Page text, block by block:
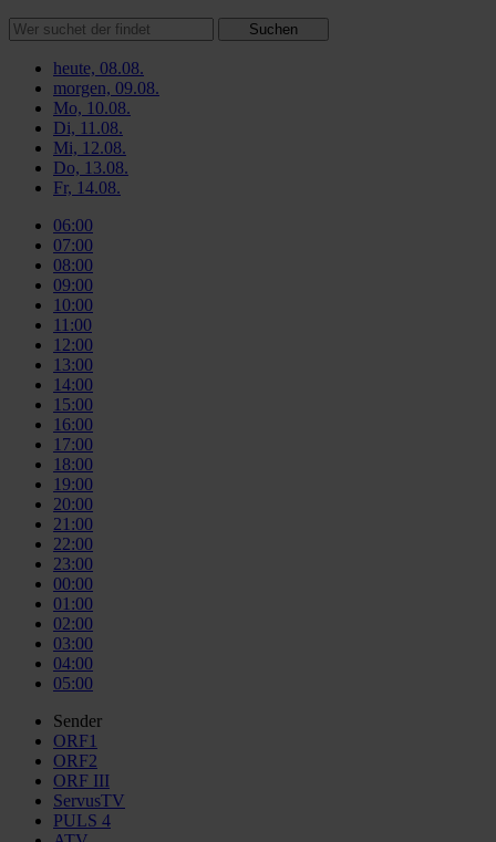
Suchen
heute, 08.08.
morgen, 09.08.
Mo, 10.08.
Di, 11.08.
Mi, 12.08.
Do, 13.08.
Fr, 14.08.
06:00
07:00
08:00
09:00
10:00
11:00
12:00
13:00
14:00
15:00
16:00
17:00
18:00
19:00
20:00
21:00
22:00
23:00
00:00
01:00
02:00
03:00
04:00
05:00
Sender
ORF1
ORF2
ORF III
ServusTV
PULS 4